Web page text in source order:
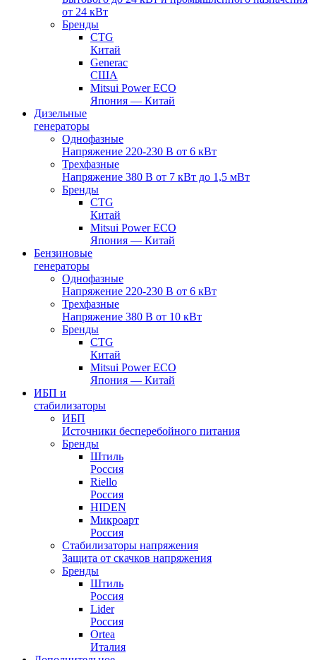
от 24 кВт
Бренды
CTG
Китай
Generac
США
Mitsui Power ECO
Япония — Китай
Дизельные
генераторы
Однофазные
Напряжение 220-230 В от 6 кВт
Трехфазные
Напряжение 380 В от 7 кВт до 1,5 мВт
Бренды
CTG
Китай
Mitsui Power ECO
Япония — Китай
Бензиновые
генераторы
Однофазные
Напряжение 220-230 В от 6 кВт
Трехфазные
Напряжение 380 В от 10 кВт
Бренды
CTG
Китай
Mitsui Power ECO
Япония — Китай
ИБП и
стабилизаторы
ИБП
Источники бесперебойного питания
Бренды
Штиль
Россия
Riello
Россия
HIDEN
Микроарт
Россия
Стабилизаторы напряжения
Защита от скачков напряжения
Бренды
Штиль
Россия
Lider
Россия
Ortea
Италия